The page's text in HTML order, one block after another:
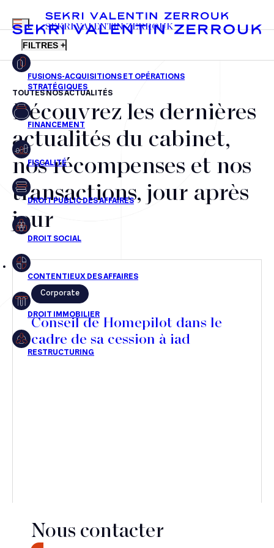
FR EN
MENU
SEKRI VALENTIN ZERROUK
FILTRES +
Fusions-acquisitions et opérations stratégiques
Financement
Fiscalité
Droit public des affaires
Droit social
Droit immobilier
Restructuring
TOUTES NOS ACTUALITÉS
Découvrez les dernières
actualités du cabinet,
nos récompenses et nos
transactions, jour après
jour
Corporate
Conseil de Homepilot dans le
cadre de sa cession à iad
Nous contacter